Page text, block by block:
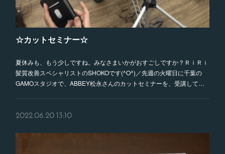
☆カットセミナー☆
夏休みも、もう少しですね。みなさまいかがおすごしですか？ＲｉＲｉ
髪質改善スペシャリストのSHOKOです(^O^)／先週の火曜日に千葉の
GAMOスタジオで、ABBEY松永さんのカットセミナーを、受講して…
2022.06.20 13:10